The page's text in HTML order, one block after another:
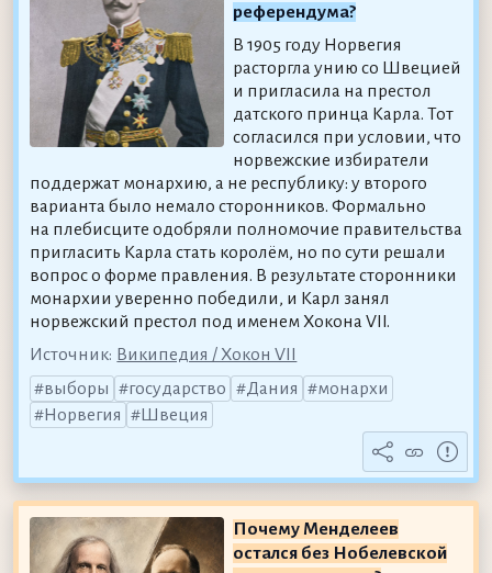
референдума?
В 1905 году Норвегия
расторгла унию со Швецией
и пригласила на престол
датского принца Карла. Тот
согласился при условии, что
норвежские избиратели
поддержат монархию, а не республику: у второго
варианта было немало сторонников. Формально
на плебисците одобряли полномочие правительства
пригласить Карла стать королём, но по сути решали
вопрос о форме правления. В результате сторонники
монархии уверенно победили, и Карл занял
норвежский престол под именем Хокона VII.
Источник: Википедия / Хокон VII
выборы
государство Дания
монархи
Норвегия
Швеция
Почему Менделеев
остался без Нобелевской